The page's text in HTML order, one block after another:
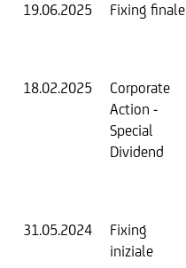
19.06.2025
Fixing finale
18.02.2025
Corporate
Action -
Special
Dividend
31.05.2024
Fixing
iniziale